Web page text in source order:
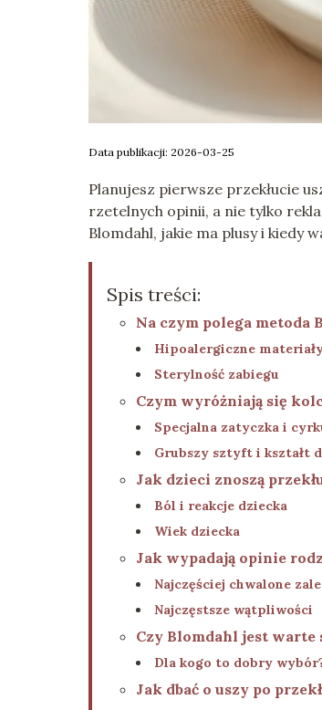
Data publikacji: 2026-03-25
Planujesz pierwsze przekłucie
rzetelnych opinii, a nie tylko
Blomdahl, jakie ma plusy i kiedy
Spis treści:
Na czym polega metoda
Hipoalergiczne
Sterylność zabiegu
Czym wyróżniają się
Specjalna zatyczka i
Grubszy sztyft i kształt
Jak dzieci znoszą
Ból i reakcje dziecka
Wiek dziecka
Jak wypadają opinie
Najczęściej chwalone
Najczęstsze wątpliwości
Czy Blomdahl jest warte
Dla kogo to dobry
Jak dbać o uszy po